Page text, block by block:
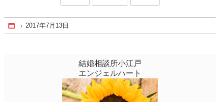
Home
2017年7月13日
結婚相談所小江戸
エンジェルハート